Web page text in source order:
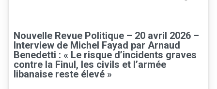
Nouvelle Revue Politique – 20 avril 2026 –
Interview de Michel Fayad par Arnaud
Benedetti : « Le risque d’incidents graves
contre la Finul, les civils et l’armée
libanaise reste élevé »